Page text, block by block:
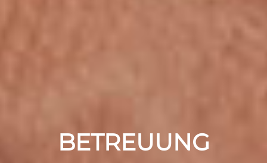
BETREUUNG